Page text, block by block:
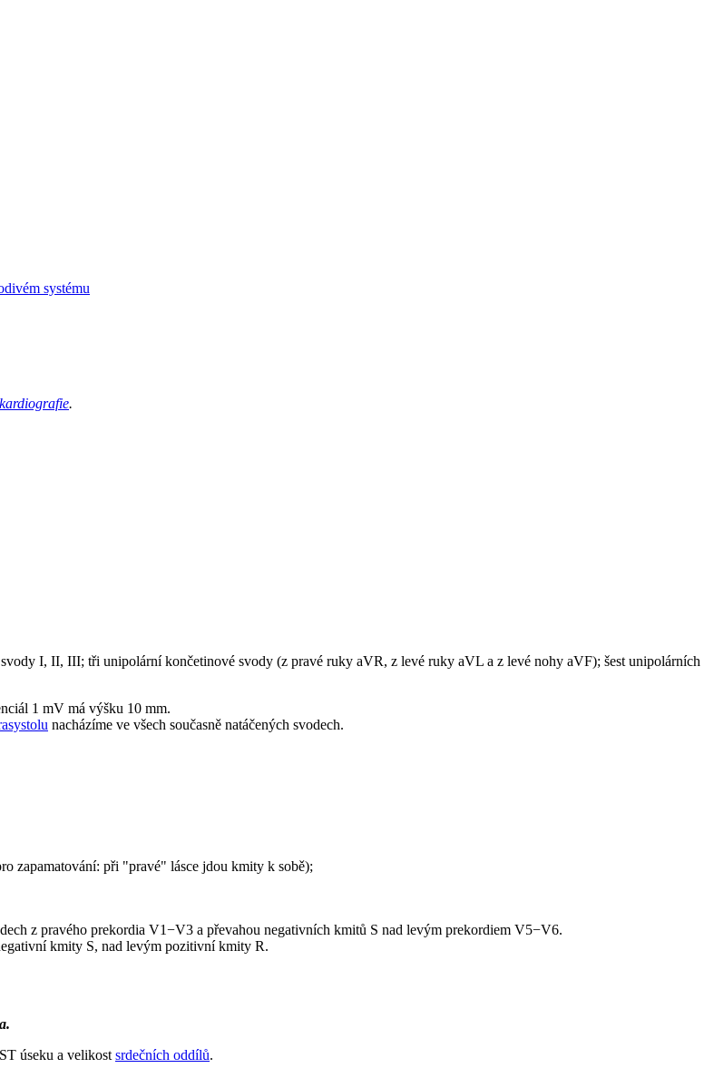
systému
.
I, II, III; tři unipolární končetinové svody (z pravé ruky aVR, z levé ruky aVL a z levé nohy aVF); šest unipolárních
1 mV má výšku 10 mm.
nacházíme ve všech současně natáčených svodech.
při "pravé" lásce jdou kmity k sobě);
z pravého prekordia V1−V3 a převahou negativních kmitů S nad levým prekordiem V5−V6.
kmity S, nad levým pozitivní kmity R.
úseku a velikost srdečních oddílů.